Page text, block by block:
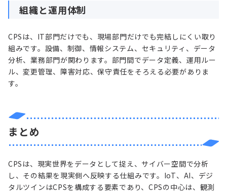
組織と運用体制
CPSは、IT部門だけでも、現場部門だけでも完結しにくい取り
組みです。設備、制御、情報システム、セキュリティ、データ
分析、業務部門が関わります。部門間でデータ定義、運用ルー
ル、変更管理、障害対応、保守責任をそろえる必要がありま
す。
まとめ
CPSは、現実世界をデータとして捉え、サイバー空間で分析
し、その結果を現実側へ反映する仕組みです。IoT、AI、デジ
タルツインはCPSを構成する要素であり、CPSの中心は、観測